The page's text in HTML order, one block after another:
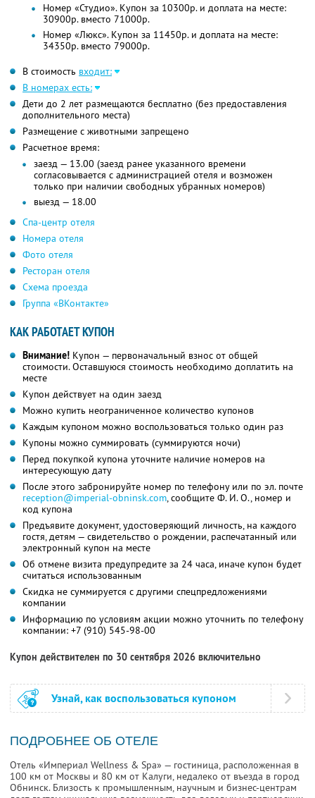
Номер «Студио». Купон за 10300р. и доплата на месте:
30900р. вместо 71000р.
Номер «Люкс». Купон за 11450р. и доплата на месте:
34350р. вместо 79000р.
В стоимость входит:
В номерах есть:
Дети до 2 лет размещаются бесплатно (без предоставления
дополнительного места)
Размещение с животными запрещено
Расчетное время:
заезд — 13.00 (заезд ранее указанного времени
согласовывается с администрацией отеля и возможен
только при наличии свободных убранных номеров)
выезд — 18.00
Спа-центр отеля
Номера отеля
Фото отеля
Ресторан отеля
Схема проезда
Группа «ВКонтакте»
КАК РАБОТАЕТ КУПОН
Внимание! Купон — первоначальный взнос от общей
стоимости. Оставшуюся стоимость необходимо доплатить на
месте
Купон действует на один заезд
Можно купить неограниченное количество купонов
Каждым купоном можно воспользоваться только один раз
Купоны можно суммировать (суммируются ночи)
Перед покупкой купона уточните наличие номеров на
интересующую дату
После этого забронируйте номер по телефону или по эл. почте
reception@imperial-obninsk.com,сообщите Ф. И. О.,номер и
код купона
Предъявите документ, удостоверяющий личность, на каждого
гостя, детям — свидетельство о рождении, распечатанный или
электронный купон на месте
Об отмене визита предупредите за 24 часа, иначе купон будет
считаться использованным
Скидка не суммируется с другими спецпредложениями
компании
Информацию по условиям акции можно уточнить по телефону
компании: +7 (910) 545-98-00
Купон действителен по 30 сентября 2026 включительно
Узнай, как воспользоваться купоном
ПОДРОБНЕЕ ОБ ОТЕЛЕ
Отель «Империал Wellness & Spa» — гостиница, расположенная в
100 км от Москвы и 80 км от Калуги, недалеко от въезда в город
Обнинск. Близость к промышленным, научным и бизнес-центрам